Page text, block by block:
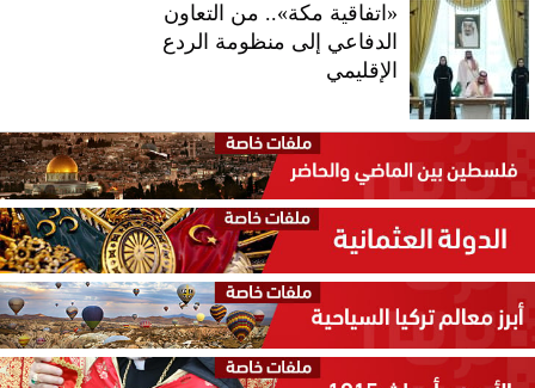
«اتفاقية مكة».. من التعاون
الدفاعي إلى منظومة الردع
الإقليمي